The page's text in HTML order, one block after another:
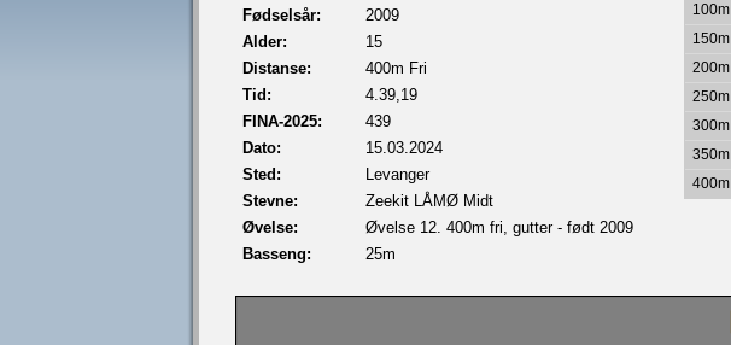
Fødselsår:
2009
Alder:
15
Distanse:
400m Fri
Tid:
4.39,19
FINA-2025:
439
Dato:
15.03.2024
Sted:
Levanger
Stevne:
Zeekit LÅMØ Midt
Øvelse:
Øvelse 12. 400m fri, gutter - født 2009
Basseng:
25m
100m
150m
200m
250m
300m
350m
400m